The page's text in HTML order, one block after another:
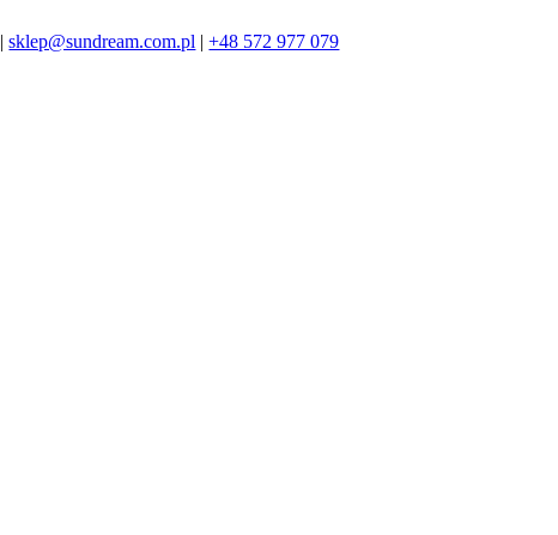
|sklep@sundream.com.pl |+48 572 977 079